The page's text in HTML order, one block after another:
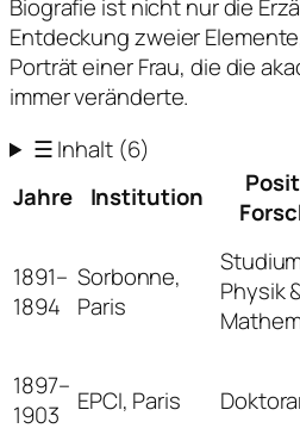
Biografie ist nicht nur die
Entdeckung zweier
Porträt einer Frau, die die
immer veränderte.
☰Inhalt (6)
Jahre
Institution
1891–
1894
Sorbonne,
Paris
Physik
1897–
1903
EPCI, Paris